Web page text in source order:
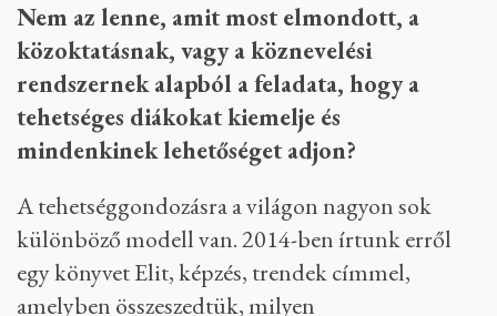
Nem az lenne, amit most elmondott, a
közoktatásnak, vagy a köznevelési
rendszernek alapból a feladata, hogy a
tehetséges diákokat kiemelje és
mindenkinek lehetőséget adjon?
A tehetséggondozásra a világon nagyon sok
különböző modell van. 2014-ben írtunk erről
egy könyvet Elit, képzés, trendek címmel,
amelyben összeszedtük, milyen